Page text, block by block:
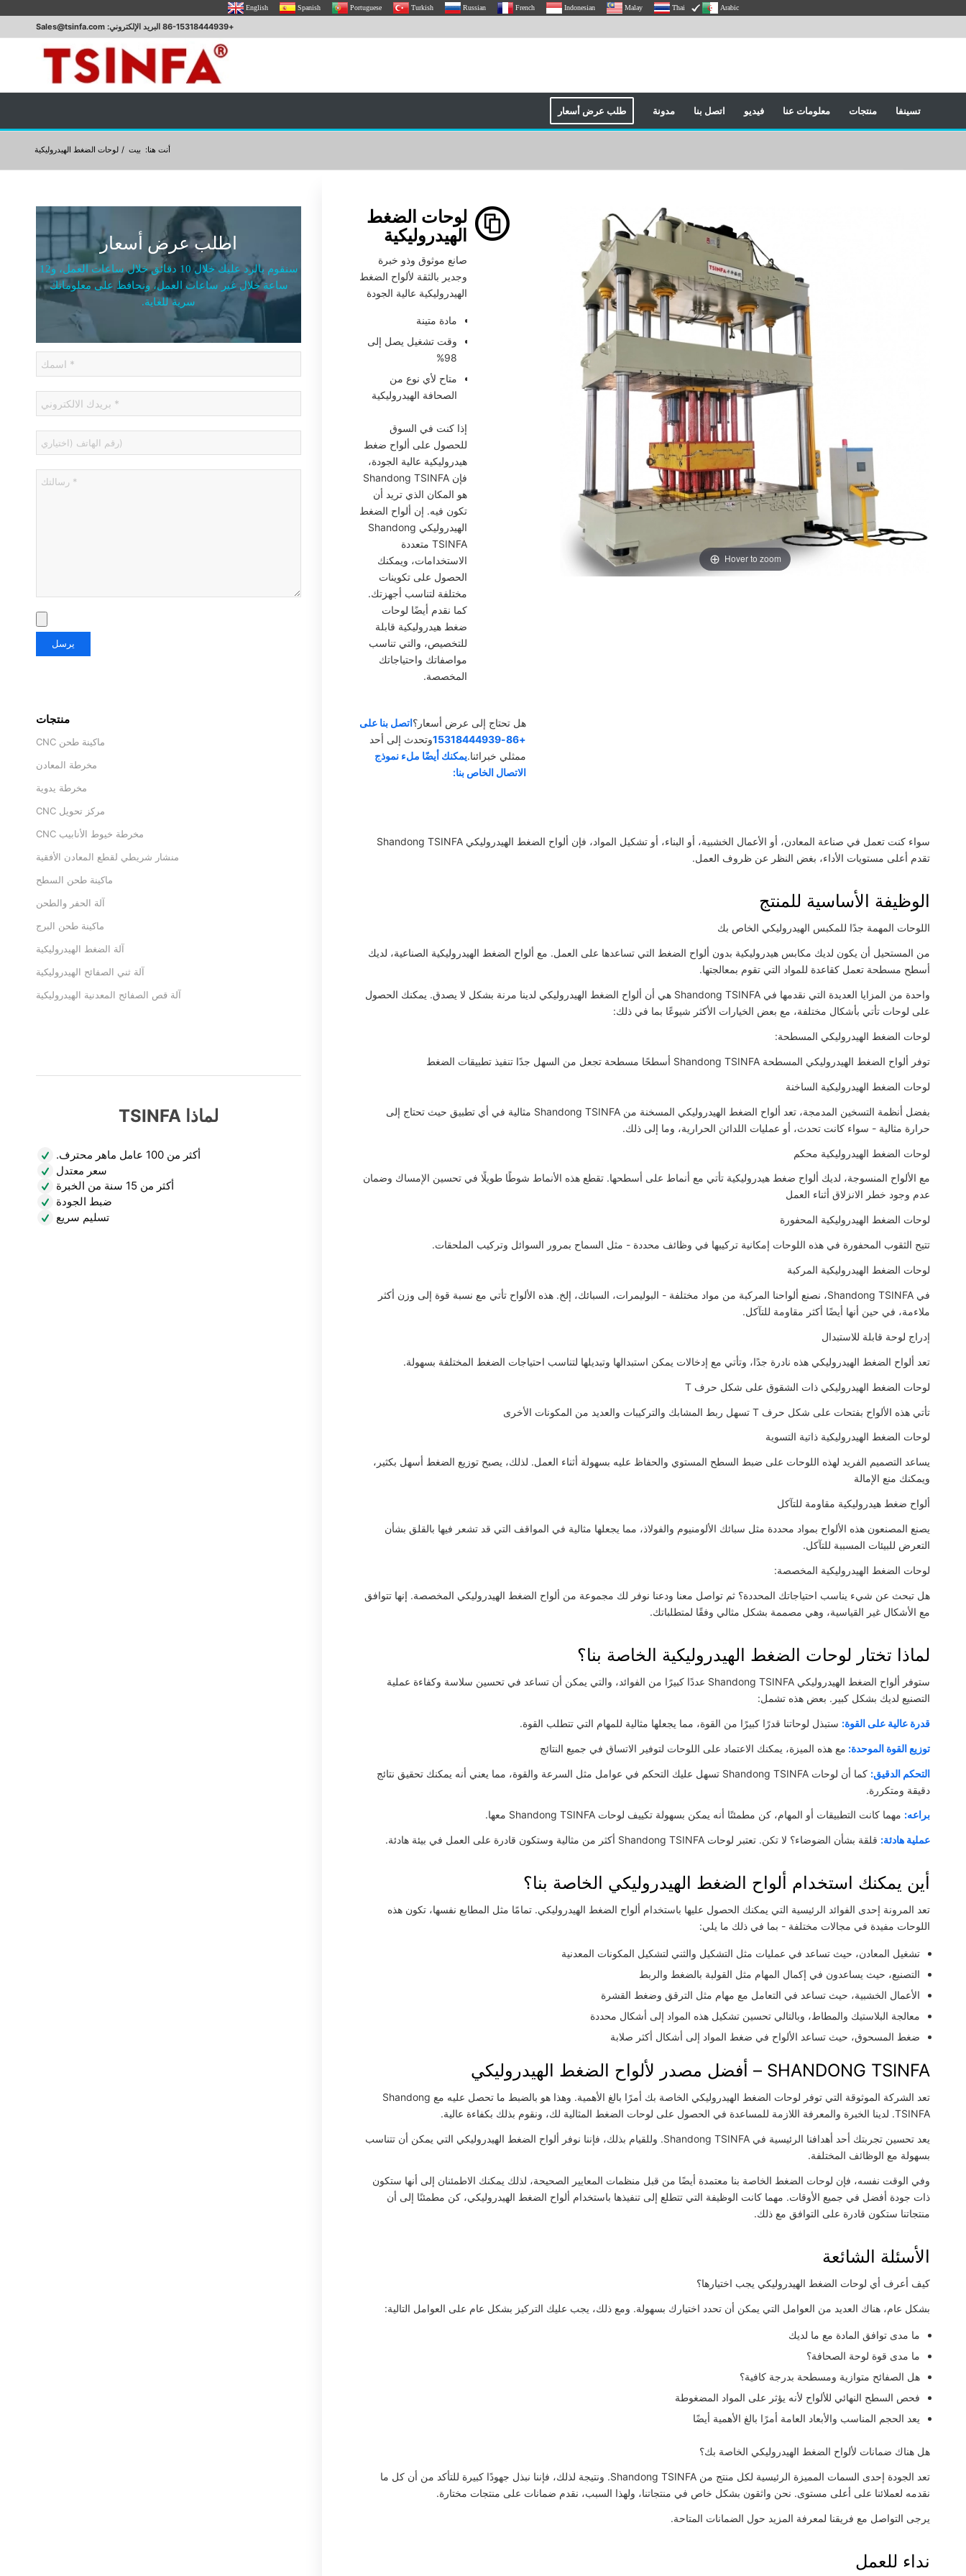
English Spanish Portuguese Turkish Russian French Indonesian Malay Thai Arabic
+86-15318444939 البريد الإلكتروني: Sales@tsinfa.com
تسينفا منتجات معلومات عنا فيديو اتصل بنا مدونة طلب عرض أسعار
أنت هنا: بيت / لوحات الضغط الهيدروليكية
Hover to zoom
لوحات الضغط
الهيدروليكية
صانع موثوق وذو خبرة
وجدير بالثقة لألواح الضغط
الهيدروليكية عالية الجودة
مادة متينة
وقت تشغيل يصل إلى
98%
متاح لأي نوع من
الصحافة الهيدروليكية
إذا كنت في السوق
للحصول على ألواح ضغط
هيدروليكية عالية الجودة،
فإن Shandong TSINFA
هو المكان الذي تريد أن
تكون فيه. إن ألواح الضغط
الهيدروليكي Shandong
TSINFA متعددة
الاستخدامات، ويمكنك
الحصول على تكوينات
مختلفة لتناسب أجهزتك.
كما نقدم أيضًا لوحات
ضغط هيدروليكية قابلة
للتخصيص، والتي تناسب
مواصفاتك واحتياجاتك
المخصصة.
هل تحتاج إلى عرض أسعار؟اتصل بنا على
+86-15318444939
وتحدث إلى أحد
ممثلي خبرائنا.يمكنك أيضًا ملء نموذج
الاتصال الخاص بنا:
سواء كنت تعمل في صناعة المعادن، أو الأعمال الخشبية، أو البناء، أو تشكيل المواد، فإن ألواح الضغط الهيدروليكي Shandong TSINFA
تقدم أعلى مستويات الأداء، بغض النظر عن ظروف العمل.
الوظيفة الأساسية للمنتج
اللوحات المهمة جدًا للمكبس الهيدروليكي الخاص بك
من المستحيل أن يكون لديك مكابس هيدروليكية بدون ألواح الضغط التي تساعدها على العمل. مع ألواح الضغط الهيدروليكية الصناعية، لديك
أسطح مسطحة تعمل كقاعدة للمواد التي تقوم بمعالجتها.
واحدة من المزايا العديدة التي نقدمها في Shandong TSINFA هي أن ألواح الضغط الهيدروليكي لدينا مرنة بشكل لا يصدق. يمكنك الحصول
على لوحات تأتي بأشكال مختلفة، مع بعض الخيارات الأكثر شيوعًا بما في ذلك:
لوحات الضغط الهيدروليكي المسطحة:
توفر ألواح الضغط الهيدروليكي المسطحة Shandong TSINFA أسطحًا مسطحة تجعل من السهل جدًا تنفيذ تطبيقات الضغط
لوحات الضغط الهيدروليكية الساخنة
بفضل أنظمة التسخين المدمجة، تعد ألواح الضغط الهيدروليكي المسخنة من Shandong TSINFA مثالية في أي تطبيق حيث تحتاج إلى
حرارة مثالية - سواء كانت تحدث، أو عمليات اللدائن الحرارية، وما إلى ذلك.
لوحات الضغط الهيدروليكية محكم
مع الألواح المنسوجة، لديك ألواح ضغط هيدروليكية تأتي مع أنماط على أسطحها. تقطع هذه الأنماط شوطًا طويلًا في تحسين الإمساك وضمان
عدم وجود خطر الانزلاق أثناء العمل
لوحات الضغط الهيدروليكية المحفورة
تتيح الثقوب المحفورة في هذه اللوحات إمكانية تركيبها في وظائف محددة - مثل السماح بمرور السوائل وتركيب الملحقات.
لوحات الضغط الهيدروليكية المركبة
في Shandong TSINFA، نصنع ألواحنا المركبة من مواد مختلفة - البوليمرات، السبائك، إلخ. هذه الألواح تأتي مع نسبة قوة إلى وزن أكثر
ملاءمة، في حين أنها أيضًا أكثر مقاومة للتآكل.
إدراج لوحة قابلة للاستبدال
تعد ألواح الضغط الهيدروليكي هذه نادرة جدًا، وتأتي مع إدخالات يمكن استبدالها وتبديلها لتناسب احتياجات الضغط المختلفة بسهولة.
لوحات الضغط الهيدروليكي ذات الشقوق على شكل حرف T
تأتي هذه الألواح بفتحات على شكل حرف T تسهل ربط المشابك والتركيبات والعديد من المكونات الأخرى
لوحات الضغط الهيدروليكية ذاتية التسوية
يساعد التصميم الفريد لهذه اللوحات على ضبط السطح المستوي والحفاظ عليه بسهولة أثناء العمل. لذلك، يصبح توزيع الضغط أسهل بكثير،
ويمكنك منع الإمالة
ألواح ضغط هيدروليكية مقاومة للتآكل
يصنع المصنعون هذه الألواح بمواد محددة مثل سبائك الألومنيوم والفولاذ، مما يجعلها مثالية في المواقف التي قد تشعر فيها بالقلق بشأن
التعرض للبيئات المسببة للتآكل.
لوحات الضغط الهيدروليكية المخصصة:
هل تبحث عن شيء يناسب احتياجاتك المحددة؟ ثم تواصل معنا ودعنا نوفر لك مجموعة من ألواح الضغط الهيدروليكي المخصصة. إنها تتوافق
مع الأشكال غير القياسية، وهي مصممة بشكل مثالي وفقًا لمتطلباتك.
لماذا تختار لوحات الضغط الهيدروليكية الخاصة بنا؟
ستوفر ألواح الضغط الهيدروليكي Shandong TSINFA عددًا كبيرًا من الفوائد، والتي يمكن أن تساعد في تحسين سلاسة وكفاءة عملية
التصنيع لديك بشكل كبير. بعض هذه تشمل:
قدرة عالية على القوة: ستبذل لوحاتنا قدرًا كبيرًا من القوة، مما يجعلها مثالية للمهام التي تتطلب القوة.
توزيع القوة الموحدة: مع هذه الميزة، يمكنك الاعتماد على اللوحات لتوفير الاتساق في جميع النتائج
التحكم الدقيق:
كما أن لوحات Shandong TSINFA تسهل عليك التحكم في عوامل مثل السرعة والقوة، مما يعني أنه يمكنك تحقيق نتائج
دقيقة ومتكررة.
براعه: مهما كانت التطبيقات أو المهام، كن مطمئنًا أنه يمكن بسهولة تكييف لوحات Shandong TSINFA معها.
عملية هادئة: قلقة بشأن الضوضاء؟ لا تكن. تعتبر لوحات Shandong TSINFA أكثر من مثالية وستكون قادرة على العمل في بيئة هادئة.
أين يمكنك استخدام ألواح الضغط الهيدروليكي الخاصة بنا؟
تعد المرونة إحدى الفوائد الرئيسية التي يمكنك الحصول عليها باستخدام ألواح الضغط الهيدروليكي. تمامًا مثل المطابع نفسها، تكون هذه
اللوحات مفيدة في مجالات مختلفة - بما في ذلك ما يلي:
تشغيل المعادن، حيث تساعد في عمليات مثل التشكيل والثني لتشكيل المكونات المعدنية
التصنيع، حيث يساعدون في إكمال المهام مثل القولبة بالضغط والربط
الأعمال الخشبية، حيث تساعد في التعامل مع مهام مثل الترقق وضغط القشرة
معالجة البلاستيك والمطاط، وبالتالي تحسين تشكيل هذه المواد إلى أشكال محددة
ضغط المسحوق، حيث تساعد الألواح في ضغط المواد إلى أشكال أكثر صلابة
SHANDONG TSINFA – أفضل مصدر لألواح الضغط الهيدروليكي
تعد الشركة الموثوقة التي توفر لوحات الضغط الهيدروليكي الخاصة بك أمرًا بالغ الأهمية. وهذا هو بالضبط ما تحصل عليه مع Shandong
TSINFA. لدينا الخبرة والمعرفة اللازمة للمساعدة في الحصول على لوحات الضغط المثالية لك، ونقوم بذلك بكفاءة عالية.
يعد تحسين تجربتك أحد أهدافنا الرئيسية في Shandong TSINFA. وللقيام بذلك، فإننا نوفر ألواح الضغط الهيدروليكي التي يمكن أن تتناسب
بسهولة مع الوظائف المختلفة.
وفي الوقت نفسه، فإن لوحات الضغط الخاصة بنا معتمدة أيضًا من قبل منظمات المعايير الصحيحة، لذلك يمكنك الاطمئنان إلى أنها ستكون
ذات جودة أفضل في جميع الأوقات. مهما كانت الوظيفة التي تتطلع إلى تنفيذها باستخدام ألواح الضغط الهيدروليكي، كن مطمئنًا إلى أن
منتجاتنا ستكون قادرة على التوافق مع ذلك.
الأسئلة الشائعة
كيف أعرف أي لوحات الضغط الهيدروليكي يجب اختيارها؟
بشكل عام، هناك العديد من العوامل التي يمكن أن تحدد اختيارك بسهولة. ومع ذلك، يجب عليك التركيز بشكل عام على العوامل التالية:
ما مدى توافق المادة مع ما لديك
ما مدى قوة لوحة الصحافة؟
هل الصفائح متوازية ومسطحة بدرجة كافية؟
فحص السطح النهائي للألواح لأنه يؤثر على المواد المضغوطة
يعد الحجم المناسب والأبعاد العامة أمرًا بالغ الأهمية أيضًا
هل هناك ضمانات لألواح الضغط الهيدروليكي الخاصة بك؟
تعد الجودة إحدى السمات المميزة الرئيسية لكل منتج من Shandong TSINFA. ونتيجة لذلك، فإننا نبذل جهودًا كبيرة للتأكد من أن كل ما
نقدمه لعملائنا على أعلى مستوى. نحن واثقون بشكل خاص في منتجاتنا، ولهذا السبب، نقدم ضمانات على منتجات مختارة.
يرجى التواصل مع فريقنا لمعرفة المزيد حول الضمانات المتاحة.
نداء للعمل
اطلب عرض أسعار
سنقوم بالرد عليك خلال 10 دقائق خلال ساعات العمل، و12
ساعة خلال غير ساعات العمل، ونحافظ على معلوماتك
سرية للغاية.
منتجات
ماكينة طحن CNC
مخرطة المعادن
مخرطة يدوية
مركز تحويل CNC
مخرطة خيوط الأنابيب CNC
منشار شريطي لقطع المعادن الأفقية
ماكينة طحن السطح
آلة الحفر والطحن
ماكينة طحن البرج
آلة الضغط الهيدروليكية
آلة ثني الصفائح الهيدروليكية
آلة قص الصفائح المعدنية الهيدروليكية
لماذا TSINFA
أكثر من 100 عامل ماهر محترف.
سعر معتدل
أكثر من 15 سنة من الخبرة
ضبط الجودة
تسليم سريع